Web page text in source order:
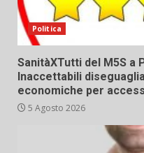
Politica
SanitàXTutti del M5S a
Inaccettabili
economiche per
5 Agosto 2026